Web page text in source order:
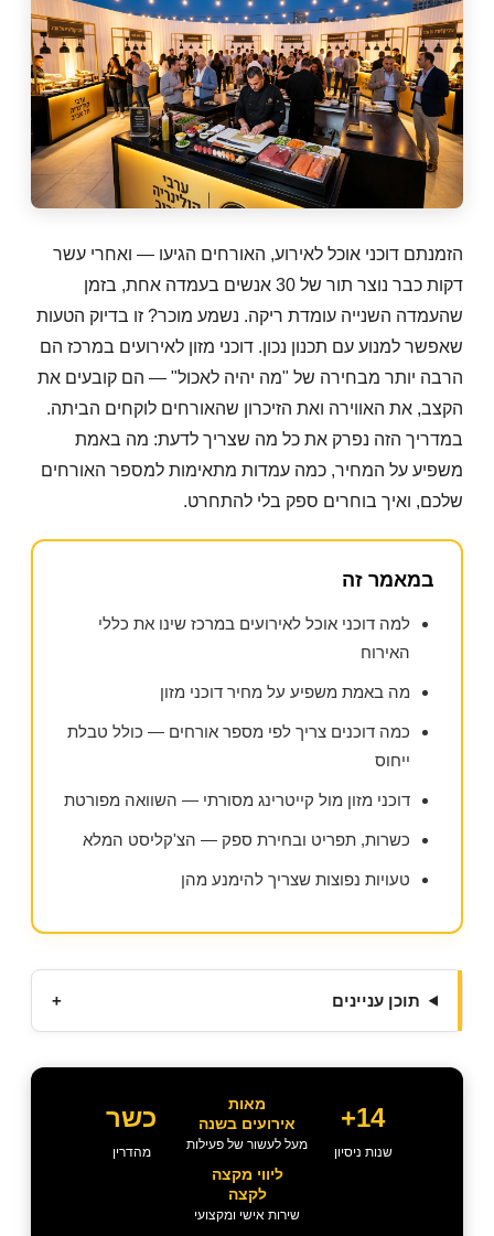
הזמנתם דוכני אוכל לאירוע, האורחים הגיעו — ואחרי עשר
דקות כבר נוצר תור של 30 אנשים בעמדה אחת, בזמן
שהעמדה השנייה עומדת ריקה. נשמע מוכר? זו בדיוק הטעות
שאפשר למנוע עם תכנון נכון. דוכני מזון לאירועים במרכז הם
הרבה יותר מבחירה של "מה יהיה לאכול" — הם קובעים את
הקצב, את האווירה ואת הזיכרון שהאורחים לוקחים הביתה.
במדריך הזה נפרק את כל מה שצריך לדעת: מה באמת
משפיע על המחיר, כמה עמדות מתאימות למספר האורחים
שלכם, ואיך בוחרים ספק בלי להתחרט.
במאמר זה
למה דוכני אוכל לאירועים במרכז שינו את כללי
האירוח
מה באמת משפיע על מחיר דוכני מזון
כמה דוכנים צריך לפי מספר אורחים — כולל טבלת
ייחוס
דוכני מזון מול קייטרינג מסורתי — השוואה מפורטת
כשרות, תפריט ובחירת ספק — הצ'קליסט המלא
טעויות נפוצות שצריך להימנע מהן
תוכן עניינים +
14+
שנות ניסיון
מאות
אירועים בשנה
מעל לעשור של פעילות
כשר
מהדרין
ליווי מקצה
לקצה
שירות אישי ומקצועי